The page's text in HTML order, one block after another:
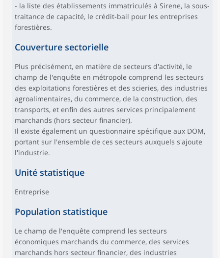
- la liste des établissements immatriculés à Sirene, la sous-
traitance de capacité, le crédit-bail pour les entreprises
forestières.
Couverture sectorielle
Plus précisément, en matière de secteurs d'activité, le
champ de l'enquête en métropole comprend les secteurs
des exploitations forestières et des scieries, des industries
agroalimentaires, du commerce, de la construction, des
transports, et enfin des autres services principalement
marchands (hors secteur financier).
Il existe également un questionnaire spécifique aux DOM,
portant sur l'ensemble de ces secteurs auxquels s'ajoute
l'industrie.
Unité statistique
Entreprise
Population statistique
Le champ de l'enquête comprend les secteurs
économiques marchands du commerce, des services
marchands hors secteur financier, des industries